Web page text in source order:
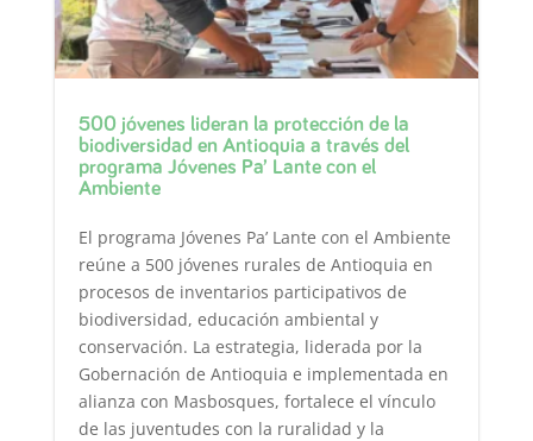
500 jóvenes lideran la protección de la
biodiversidad en Antioquia a través del
programa Jóvenes Pa’ Lante con el
Ambiente
El programa Jóvenes Pa’ Lante con el Ambiente
reúne a 500 jóvenes rurales de Antioquia en
procesos de inventarios participativos de
biodiversidad, educación ambiental y
conservación. La estrategia, liderada por la
Gobernación de Antioquia e implementada en
alianza con Masbosques, fortalece el vínculo
de las juventudes con la ruralidad y la